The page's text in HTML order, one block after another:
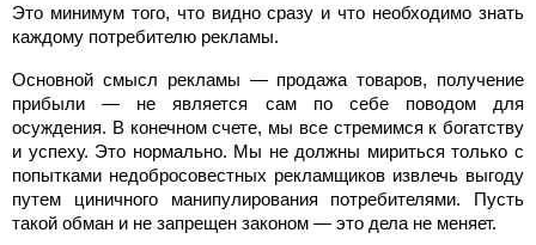
Это минимум того, что видно сразу и что необходимо знать
каждому потребителю рекламы.
Основной смысл рекламы — продажа товаров, получение
прибыли — не является сам по себе поводом для
осуждения. В конечном счете, мы все стремимся к богатству
и успеху. Это нормально. Мы не должны мириться только с
попытками недобросовестных рекламщиков извлечь выгоду
путем циничного манипулирования потребителями. Пусть
такой обман и не запрещен законом — это дела не меняет.